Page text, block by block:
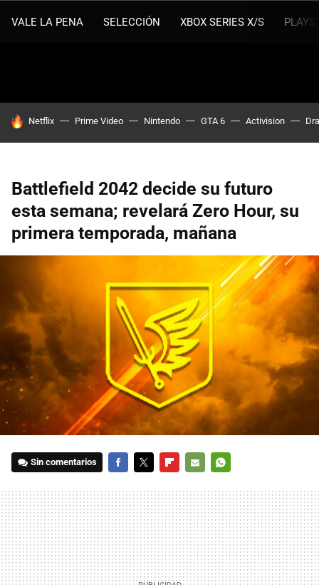
VALE LA PENA SELECCIÓN XBOX SERIES X/S
HOY SE HABLA DE
Netflix Prime Video Nintendo GTA 6 Activision
Battlefield 2042 decide su futuro
esta semana; revelará Zero Hour, su
primera temporada, mañana
Sin comentarios
MAIL